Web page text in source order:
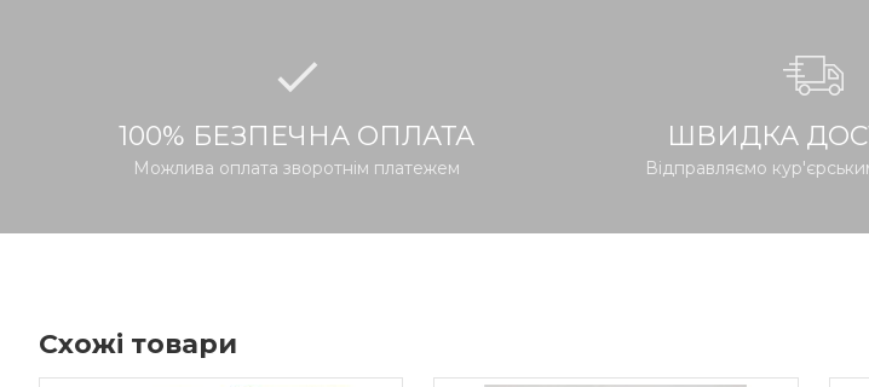
100% БЕЗПЕЧНА ОПЛАТА
Можлива оплата зворотнім платежем
ШВИДКА
Відправляємо
Схожі товари